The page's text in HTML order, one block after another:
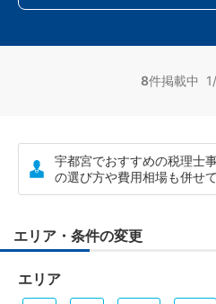
8件掲載中
宇都宮でおすすめの税理士
の選び方や費用相場も併せ
エリア・条件の変更
エリア